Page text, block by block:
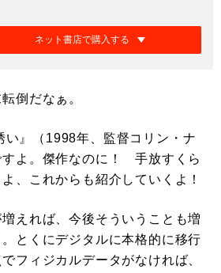
ネット書店で購入する
倒だなぁ。
』（1998年、監督コリン・ナ
すよ。傑作なのに！ 手放すくら
、これからも紹介していくよ！
えれば、今後そういうことも増
とくにデジタルに本格的に移行
フィジカルデータがなければ、